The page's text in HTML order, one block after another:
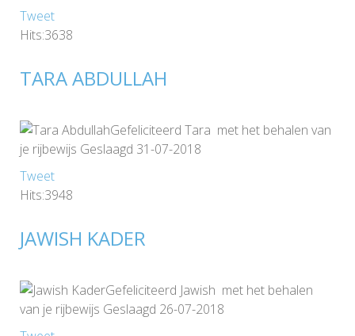
Tweet
Hits:3638
TARA ABDULLAH
Gefeliciteerd Tara met het behalen van
je rijbewijs Geslaagd 31-07-2018
Tweet
Hits:3948
JAWISH KADER
Gefeliciteerd Jawish met het behalen
van je rijbewijs Geslaagd 26-07-2018